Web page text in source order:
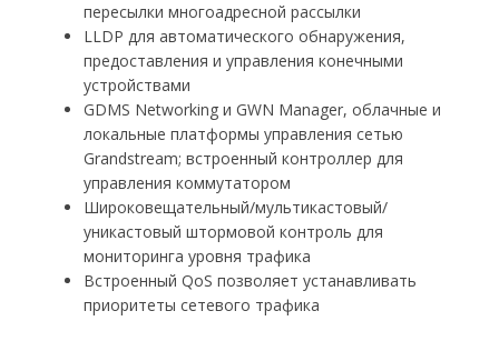
пересылки многоадресной рассылки
LLDP для автоматического обнаружения,
предоставления и управления конечными
устройствами
GDMS Networking и GWN Manager, облачные и
локальные платформы управления сетью
Grandstream; встроенный контроллер для
управления коммутатором
Широковещательный/мультикастовый/
уникастовый штормовой контроль для
мониторинга уровня трафика
Встроенный QoS позволяет устанавливать
приоритеты сетевого трафика